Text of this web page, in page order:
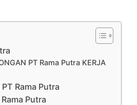
PT Rama Putra KERJA
Rama Putra
Putra